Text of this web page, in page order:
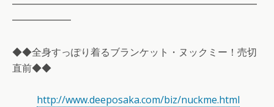
━━━━━━━━━━━━━━━━━━━━━━━━━
━━━━━━
◆◆全身すっぽり着るブランケット・ヌックミー！売切
直前◆◆
http://www.deeposaka.com/biz/nuckme.html